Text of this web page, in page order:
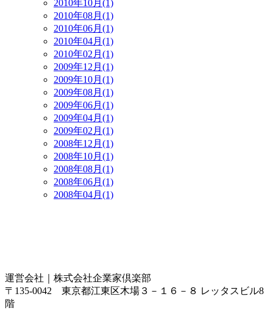
2010年10月(1)
2010年08月(1)
2010年06月(1)
2010年04月(1)
2010年02月(1)
2009年12月(1)
2009年10月(1)
2009年08月(1)
2009年06月(1)
2009年04月(1)
2009年02月(1)
2008年12月(1)
2008年10月(1)
2008年08月(1)
2008年06月(1)
2008年04月(1)
運営会社｜ 株式会社企業家倶楽部
〒135-0042 東京都江東区木場３－１６－８ レッタスビル8
階